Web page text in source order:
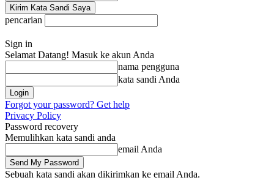
pencarian
Sign in
Selamat Datang! Masuk ke akun Anda
nama pengguna
kata sandi Anda
Forgot your password? Get help
Privacy Policy
Password recovery
Memulihkan kata sandi anda
email Anda
Sebuah kata sandi akan dikirimkan ke email Anda.